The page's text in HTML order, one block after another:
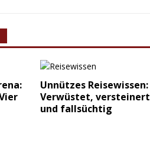
Unnützes Reisewissen:
Verwüstet, versteinert
und fallsüchtig